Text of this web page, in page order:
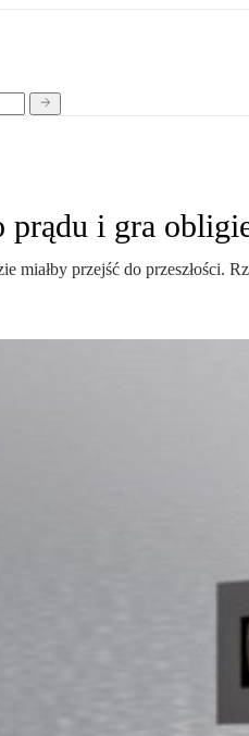
prądu i gra
miałby przejść do przeszłości.